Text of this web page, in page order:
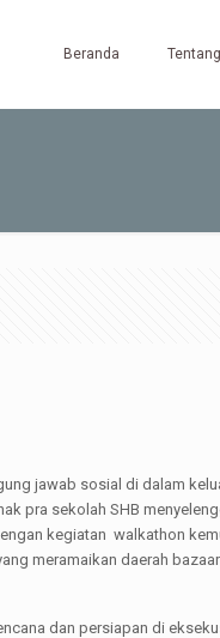
Beranda
jawab sosial di dalam
pra sekolah SHB
kegiatan walkathon
meramaikan daerah
dan persiapan di